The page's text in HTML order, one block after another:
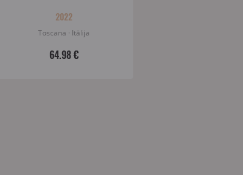
2022
Toscana · Itālija
64.98 €